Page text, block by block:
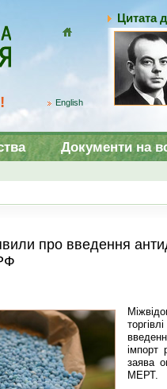
English
Цитата
Документи на
про введення
імпорт
заява
МЕРТ.